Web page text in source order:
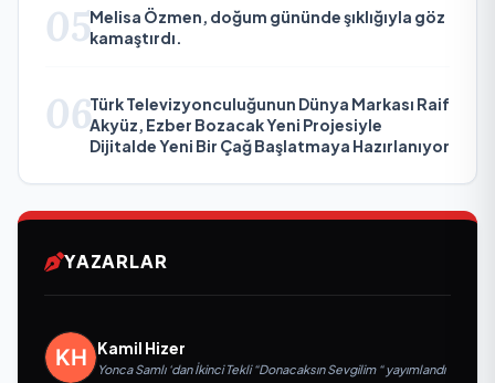
05Melisa Özmen, doğum gününde şıklığıyla göz
kamaştırdı.
06Türk Televizyonculuğunun Dünya Markası Raif
Akyüz, Ezber Bozacak Yeni Projesiyle
Dijitalde Yeni Bir Çağ Başlatmaya Hazırlanıyor
YAZARLAR
Kamil Hizer
Yonca Samlı ‘dan İkinci Tekli “Donacaksın Sevgilim “ yayımlandı